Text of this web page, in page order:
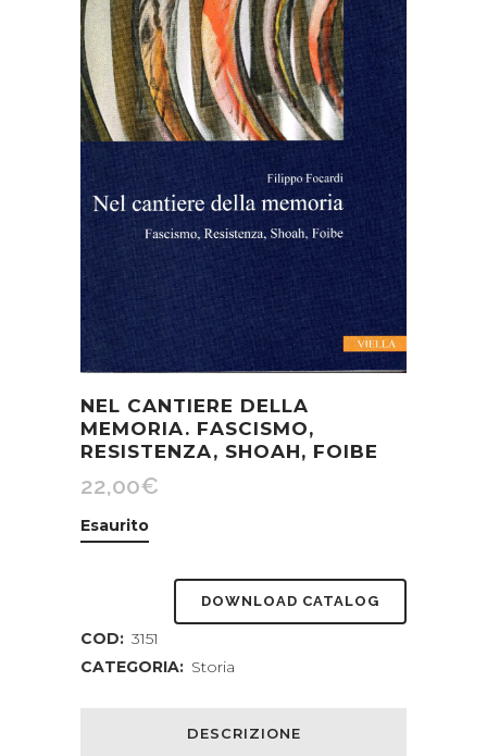
NEL CANTIERE DELLA
MEMORIA. FASCISMO,
RESISTENZA, SHOAH, FOIBE
22,00€
Esaurito
DOWNLOAD CATALOG
COD: 3151
CATEGORIA: Storia
DESCRIZIONE